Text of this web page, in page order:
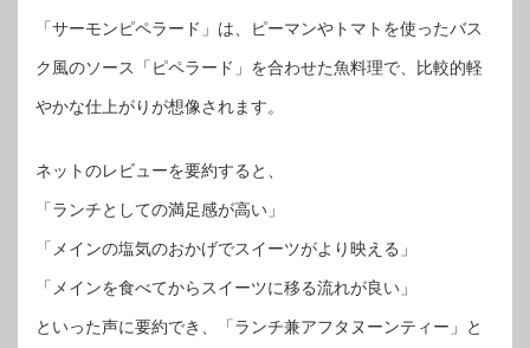
「サーモンピペラード」は、ピーマンやトマトを使ったバス
ク風のソース「ピペラード」を合わせた魚料理で、比較的軽
やかな仕上がりが想像されます。
ネットのレビューを要約すると、
「ランチとしての満足感が高い」
「メインの塩気のおかげでスイーツがより映える」
「メインを食べてからスイーツに移る流れが良い」
といった声に要約でき、「ランチ兼アフタヌーンティー」と